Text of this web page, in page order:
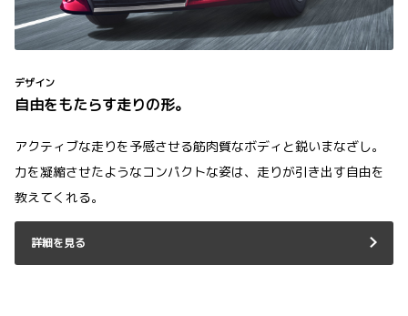
デザイン
自由をもたらす走りの形。
アクティブな走りを予感させる筋肉質なボディと鋭いまなざし。
力を凝縮させたようなコンパクトな姿は、走りが引き出す自由を
教えてくれる。
詳細を見る